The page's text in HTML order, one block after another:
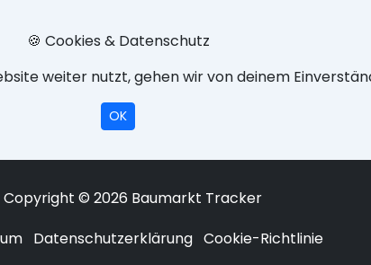
🍪 Cookies & Datenschutz
weiter nutzt, gehen wir von deinem
OK
Copyright © 2026 Baumarkt Tracker
Datenschutzerklärung Cookie-Richtlinie